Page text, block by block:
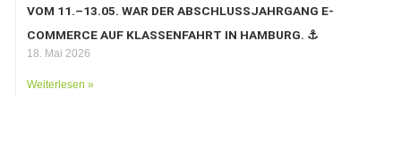
VOM 11.–13.05. WAR DER ABSCHLUSSJAHRGANG E-
COMMERCE AUF KLASSENFAHRT IN HAMBURG. ⚓️
18. Mai 2026
Weiterlesen »